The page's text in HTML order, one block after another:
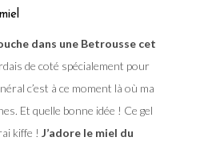
dans une Betrousse cet
de coté spécialement pour
c’est à ce moment là où ma
Et quelle bonne idée ! Ce gel
kiffe ! J’adore le miel du